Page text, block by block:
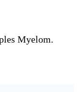
Myelom.